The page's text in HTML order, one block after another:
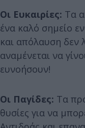
Οι Ευκαιρίες: Τα
ένα καλό σημείο
και απόλαυση δεν
αναμένεται να
ευνοήσουν!
Οι Παγίδες: Τα
θυσίες για να